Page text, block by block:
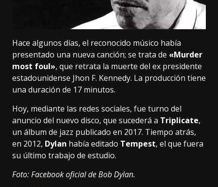
Hace algunos días, el reconocido músico había
presentado una nueva canción; se trata de «Murder
most foul», que retrata la muerte del ex presidente
estadounidense Jhon F. Kennedy. La producción tiene
una duración de 17 minutos.
Hoy, mediante las redes sociales, fue turno del
anuncio del nuevo disco, que sucederá a Triplicate,
un álbum de jazz publicado en 2017. Tiempo atrás,
en 2012, Dylan había editado Tempest, el que fuera
su último trabajo de estudio.
Foto: Facebook oficial de Bob Dylan.